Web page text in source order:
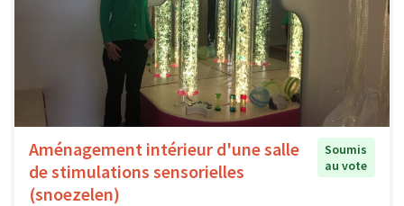
Aménagement intérieur d'une salle
de stimulations sensorielles
(snoezelen)
Soumis
au vote